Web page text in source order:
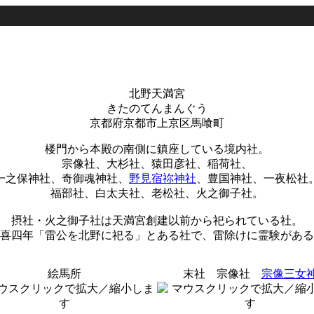
北野天満宮
きたのてんまんぐう
京都府京都市上京区馬喰町
楼門から本殿の南側に鎮座している境内社。
宗像社、大杉社、猿田彦社、稲荷社、
之保神社、奇御魂神社、 野見宿祢神社 、豊国神社、一夜松社。
福部社、白太夫社、老松社、火之御子社。
摂社・火之御子社は天満宮創建以前から祀られている社。
四年「雷公を北野に祀る」とある社で、雷除けに霊験がある
絵馬所 末社 宗像社 宗像三女